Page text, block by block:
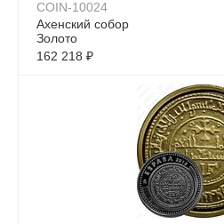
COIN-10024
Ахенский собор
Золото
162 218 ₽